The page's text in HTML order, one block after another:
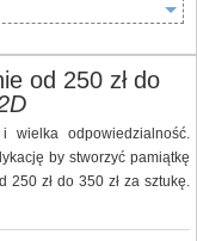
od 250 zł do
odpowiedzialność.
by stworzyć pamiątkę
250 zł do 350 zł za sztukę.